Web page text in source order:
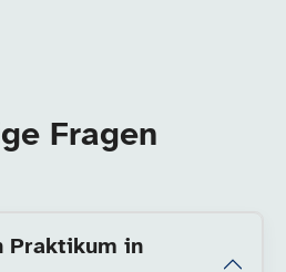
Fragen
Praktikum in